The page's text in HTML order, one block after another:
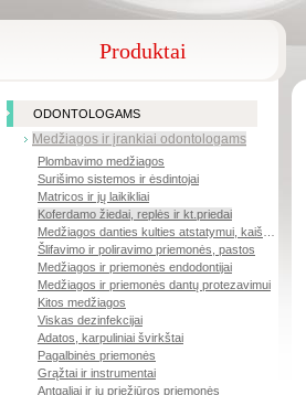
Produktai
ODONTOLOGAMS
Medžiagos ir įrankiai odontologams
Plombavimo medžiagos
Surišimo sistemos ir ėsdintojai
Matricos ir jų laikikliai
Koferdamo žiedai, replės ir kt.priedai
Šlifavimo ir poliravimo priemonės, pastos
Medžiagos ir priemonės endodontijai
Medžiagos ir priemonės dantų protezavimui
Kitos medžiagos
Viskas dezinfekcijai
Adatos, karpuliniai švirkštai
Pagalbinės priemonės
Grąžtai ir instrumentai
Antgaliai ir jų priežiūros priemonės